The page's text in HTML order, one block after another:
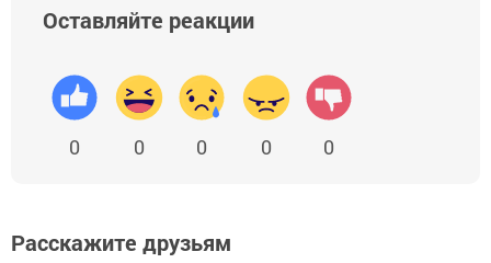
Оставляйте реакции
0 0 0 0 0
Расскажите друзьям